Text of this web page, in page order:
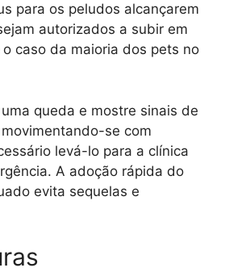
para os peludos alcançarem
autorizados a subir em
caso da maioria dos pets no
queda e mostre sinais de
se com
levá-lo para a clínica
A adoção rápida do
evita sequelas e